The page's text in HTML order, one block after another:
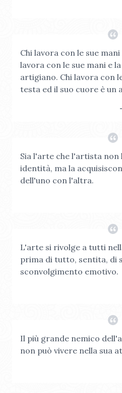
Chi lavora con le sue
lavora con le sue mani e
artigiano. Chi lavora con
testa ed il suo cuore è un
Sia l'arte che l'artista
identità, ma la
dell'uno con l'altra.
L'arte si rivolge a tutti
prima di tutto, sentita, di
sconvolgimento emotivo.
Il più grande nemico
non può vivere nella sua